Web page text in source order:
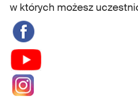
w których możesz